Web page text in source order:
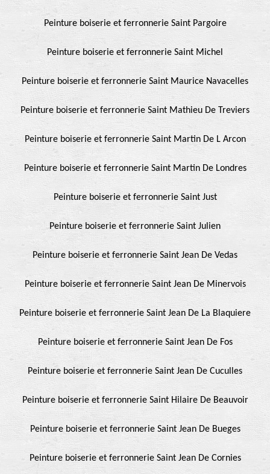
Peinture boiserie et ferronnerie Saint Pargoire
Peinture boiserie et ferronnerie Saint Michel
Peinture boiserie et ferronnerie Saint Maurice Navacelles
Peinture boiserie et ferronnerie Saint Mathieu De Treviers
Peinture boiserie et ferronnerie Saint Martin De L Arcon
Peinture boiserie et ferronnerie Saint Martin De Londres
Peinture boiserie et ferronnerie Saint Just
Peinture boiserie et ferronnerie Saint Julien
Peinture boiserie et ferronnerie Saint Jean De Vedas
Peinture boiserie et ferronnerie Saint Jean De Minervois
Peinture boiserie et ferronnerie Saint Jean De La Blaquiere
Peinture boiserie et ferronnerie Saint Jean De Fos
Peinture boiserie et ferronnerie Saint Jean De Cuculles
Peinture boiserie et ferronnerie Saint Hilaire De Beauvoir
Peinture boiserie et ferronnerie Saint Jean De Bueges
Peinture boiserie et ferronnerie Saint Jean De Cornies